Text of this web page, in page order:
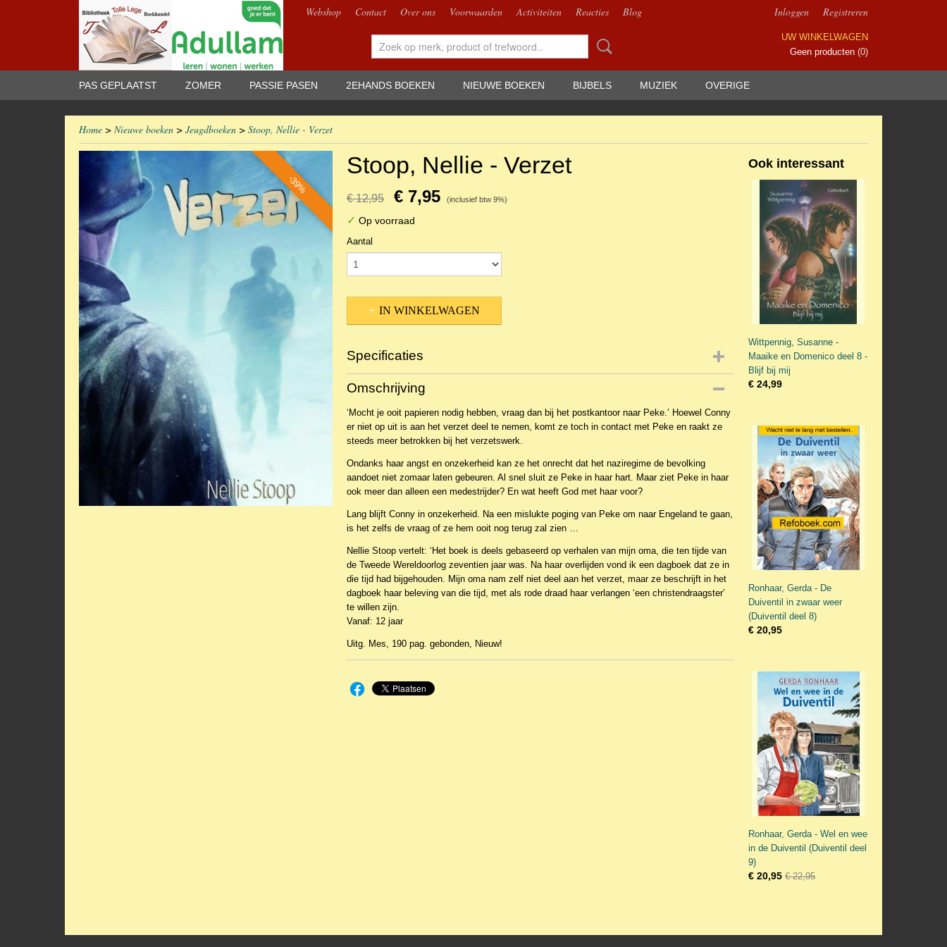
Webshop Contact Over ons Voorwaarden Activiteiten Reacties Blog Inloggen Registreren
UW WINKELWAGEN
Geen producten (0)
PAS GEPLAATST ZOMER PASSIE PASEN 2EHANDS BOEKEN NIEUWE BOEKEN BIJBELS MUZIEK OVERIGE
Home > Nieuwe boeken > Jeugdboeken > Stoop, Nellie - Verzet
-39%
Stoop, Nellie - Verzet
€ 12,95 € 7,95 (inclusief btw 9%)
✓ Op voorraad
Aantal
IN WINKELWAGEN
Specificaties
Productcode
EAN code
Productcode leverancier
Mes
Omschrijving
‘Mocht je ooit papieren nodig hebben, vraag dan bij het postkantoor naar Peke.’ Hoewel Conny
er niet op uit is aan het verzet deel te nemen, komt ze toch in contact met Peke en raakt ze
steeds meer betrokken bij het verzetswerk.
Ondanks haar angst en onzekerheid kan ze het onrecht dat het naziregime de bevolking
aandoet niet zomaar laten gebeuren. Al snel sluit ze Peke in haar hart. Maar ziet Peke in haar
ook meer dan alleen een medestrijder? En wat heeft God met haar voor?
Lang blijft Conny in onzekerheid. Na een mislukte poging van Peke om naar Engeland te gaan,
is het zelfs de vraag of ze hem ooit nog terug zal zien …
Nellie Stoop vertelt: ‘Het boek is deels gebaseerd op verhalen van mijn oma, die ten tijde van
de Tweede Wereldoorlog zeventien jaar was. Na haar overlijden vond ik een dagboek dat ze in
die tijd had bijgehouden. Mijn oma nam zelf niet deel aan het verzet, maar ze beschrijft in het
dagboek haar beleving van die tijd, met als rode draad haar verlangen ‘een christendraagster’
te willen zijn.
Vanaf: 12 jaar
Uitg. Mes, 190 pag. gebonden, Nieuw!
Ook interessant
Wittpennig, Susanne -
Maaike en Domenico deel 8 -
Blijf bij mij
€ 24,99
Ronhaar, Gerda - De
Duiventil in zwaar weer
(Duiventil deel 8)
€ 20,95
Ronhaar, Gerda - Wel en wee
in de Duiventil (Duiventil deel
9)
€ 20,95 € 22,95